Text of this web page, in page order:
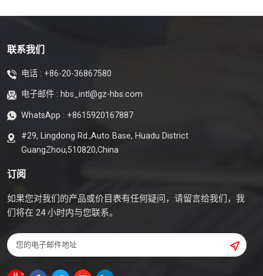
联系我们
电话 : +86-20-36867580
电子邮件 : hbs_intl@gz-hbs.com
WhatsApp : +8615920167887
#29, Lingdong Rd.,Auto Base, Huadu District
GuangZhou,510820,China
订阅
如果您对我们的产品或价目表有任何疑问，请留言给我们，我
们将在 24 小时内与您联系。